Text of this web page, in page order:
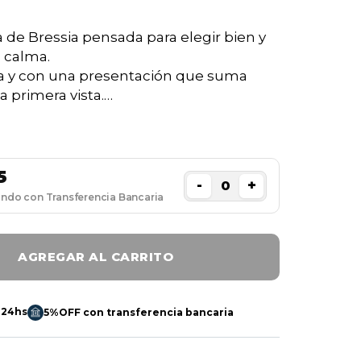
Bressia pensada para elegir bien y
y con una presentación que suma
primera vista.
con cuerpo, fruta madura y estilo
con Transferencia Bancaria
- +
AGREGAR AL CARRITO
5%OFF con transferencia bancaria